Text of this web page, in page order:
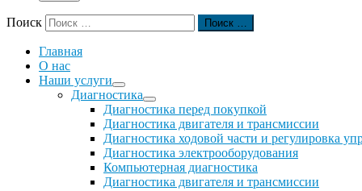
Поиск Поиск …
Главная
О нас
Наши услуги
Диагностика
Диагностика перед покупкой
Диагностика двигателя и трансмиссии
Диагностика ходовой части и регулировка
Диагностика электрооборудования
Компьютерная диагностика
Диагностика двигателя и трансмиссии